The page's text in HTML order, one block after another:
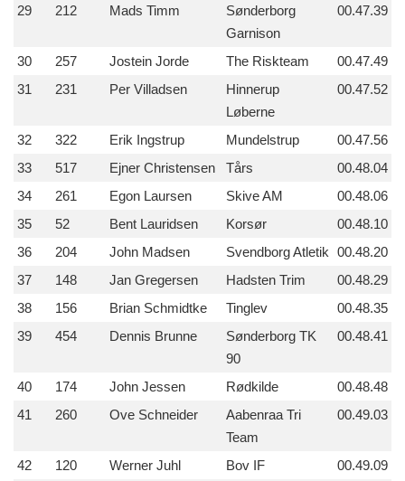
29
212 Mads Timm
Sønderborg
Garnison
00.47.39
30 257 Jostein Jorde The Riskteam
00.47.49
31
231 Per Villadsen
Hinnerup
Løberne
00.47.52
32 322 Erik Ingstrup Mundelstrup
00.47.56
33
517 Ejner Christensen Tårs
00.48.04
34
261 Egon Laursen Skive AM
00.48.06
35
52 Bent Lauridsen Korsør
00.48.10
36
204 John Madsen Svendborg Atletik 00.48.20
37
148 Jan Gregersen Hadsten Trim
00.48.29
38
156 Brian Schmidtke Tinglev
00.48.35
39
454 Dennis Brunne
Sønderborg TK
90
00.48.41
40 174 John Jessen Rødkilde
00.48.48
41
260 Ove Schneider
Aabenraa Tri
Team
00.49.03
42 120 Werner Juhl Bov IF
00.49.09